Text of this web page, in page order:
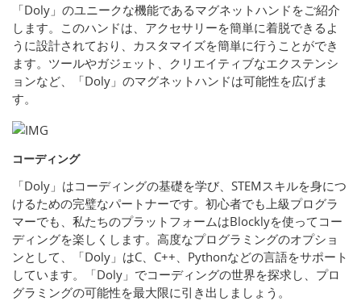
「Doly」のユニークな機能であるマグネットハンドをご紹介
します。このハンドは、アクセサリーを簡単に着脱できるよ
うに設計されており、カスタマイズを簡単に行うことができ
ます。ツールやガジェット、クリエイティブなエクステンシ
ョンなど、「Doly」のマグネットハンドは可能性を広げま
す。
コーディング
「Doly」はコーディングの基礎を学び、STEMスキルを身につ
けるための完璧なパートナーです。初心者でも上級プログラ
マーでも、私たちのプラットフォームはBlocklyを使ってコー
ディングを楽しくします。高度なプログラミングのオプショ
ンとして、「Doly」はC、C++、Pythonなどの言語をサポート
しています。「Doly」でコーディングの世界を探求し、プロ
グラミングの可能性を最大限に引き出しましょう。